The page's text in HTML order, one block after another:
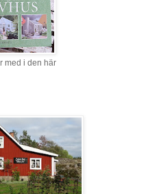
med i den här